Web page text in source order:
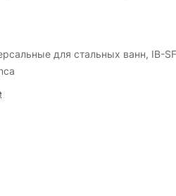
для стальных ванн, IB-